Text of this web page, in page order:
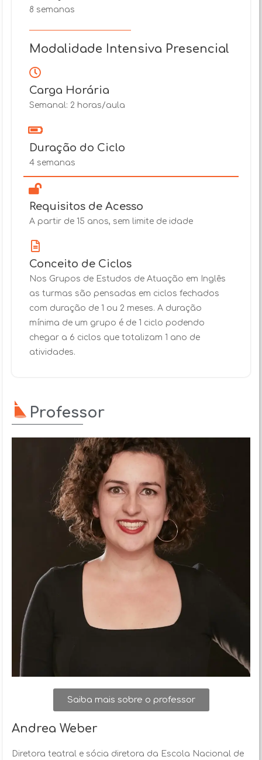
8 semanas
Modalidade Intensiva Presencial
Carga Horária
Semanal: 2 horas/aula
Duração do Ciclo
4 semanas
Requisitos de Acesso
A partir de 15 anos, sem limite de idade
Conceito de Ciclos
Nos Grupos de Estudos de Atuação em Inglês
as turmas são pensadas em ciclos fechados
com duração de 1 ou 2 meses. A duração
mínima de um grupo é de 1 ciclo podendo
chegar a 6 ciclos que totalizam 1 ano de
atividades.
Professor
Saiba mais sobre o professor
Andrea Weber
Diretora teatral e sócia diretora da Escola Nacional de